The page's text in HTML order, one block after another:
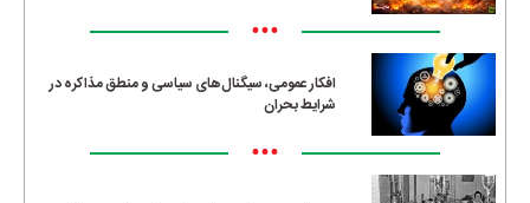
•••
افکار عمومی، سیگنال‌های سیاسی و منطق مذاکره در
شرایط بحران
•••